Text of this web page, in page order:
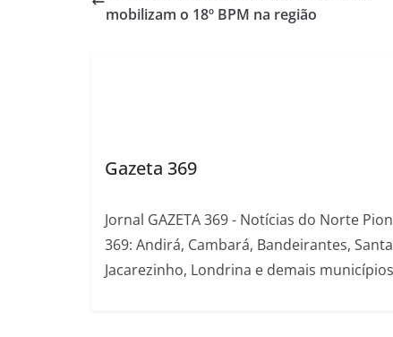
mobilizam o 18º BPM na região
Gazeta 369
Jornal GAZETA 369 - Notícias do Norte
369: Andirá, Cambará, Bandeirantes,
Jacarezinho, Londrina e demais